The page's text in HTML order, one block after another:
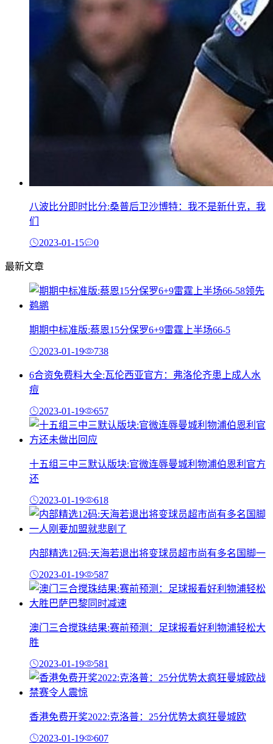
八波比分即时比分:桑普后卫沙博特：我不是新什克，我
们
2023-01-15 0
最新文章
期期中标准版:蔡恩15分保罗6+9雷霆上半场66-5
2023-01-19 738
6合资免费料大全:瓦伦西亚官方：弗洛伦齐患上成人水
痘
2023-01-19 657
十五组三中三默认版块:官微连辱曼城利物浦伯恩利官方
还
2023-01-19 618
内部精选12码:天海若退出将变球员超市尚有多名国脚一
2023-01-19 587
澳门三合搅珠结果:赛前预测：足球报看好利物浦轻松大
胜
2023-01-19 581
香港免费开奖2022:克洛普：25分优势太疯狂曼城欧
2023-01-19 607